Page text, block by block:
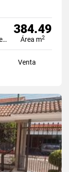
Estacionamiento
384.49
Área m2
Venta